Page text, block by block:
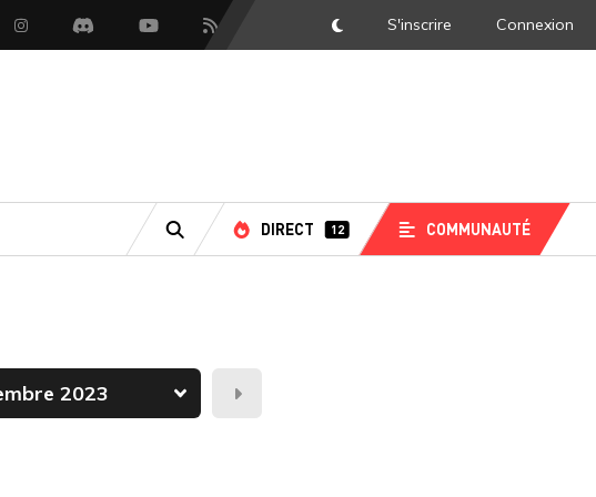
InstagramDiscord YoutubeFlux RSS DarkMode
S'inscrire Connexion
RECHERCHE
DIRECT 12 COMMUNAUTÉ
Demain